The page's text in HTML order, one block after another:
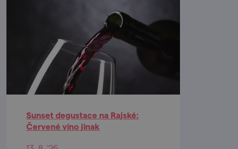
Sunset degustace na Rajské:
Červené víno jinak